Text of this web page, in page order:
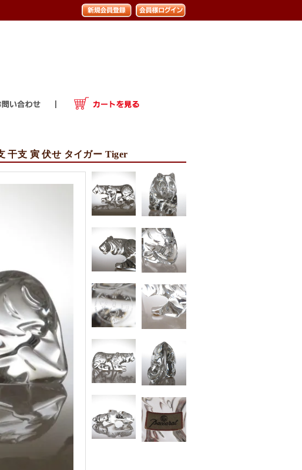
干支 寅 伏せ タイガー Tiger